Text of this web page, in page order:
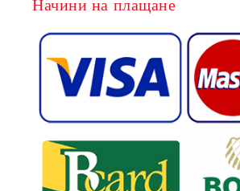
Начини на плащане